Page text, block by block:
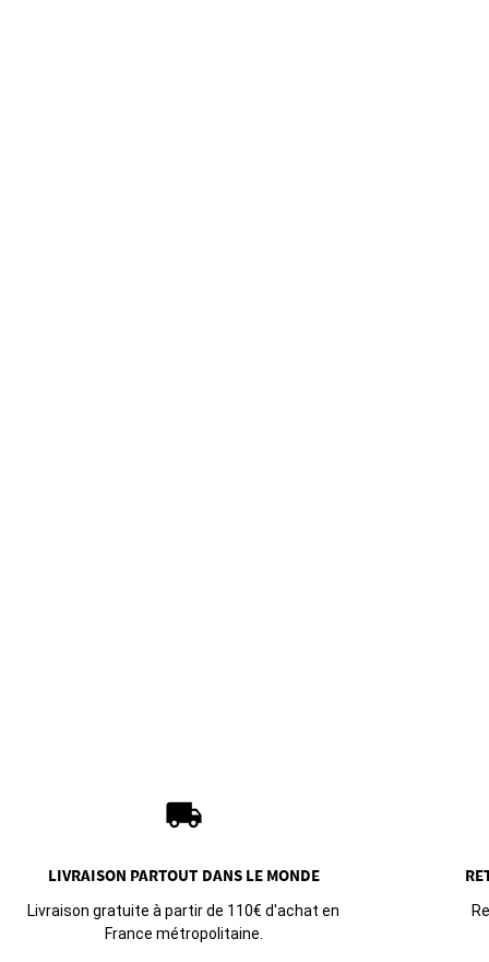
local_shipping
LIVRAISON PARTOUT DANS LE MONDE
Livraison gratuite à partir de 110€ d'achat en
France métropolitaine.